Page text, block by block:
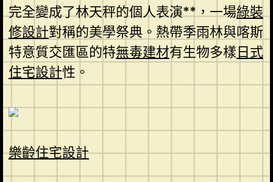
完全變成了林天秤的個人表演**，一場綠裝
修設計對稱的美學祭典。熱帶季雨林與喀斯
特意質交匯區的特無毒建材有生物多樣日式
住宅設計性。
樂齡住宅設計